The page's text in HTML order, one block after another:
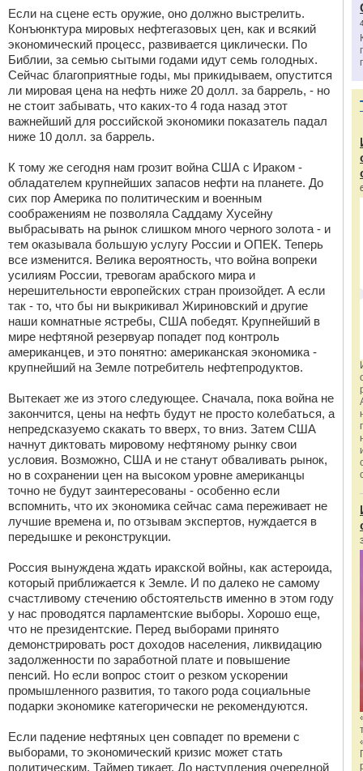
Если на сцене есть оружие, оно должно выстрелить.
Конъюнктура мировых нефтегазовых цен, как и всякий
экономический процесс, развивается циклически. По
Библии, за семью сытыми годами идут семь голодных.
Сейчас благоприятные годы, мы прикидываем, опустится
ли мировая цена на нефть ниже 20 долл. за баррель, - но
не стоит забывать, что каких-то 4 года назад этот
важнейший для российской экономики показатель падал
ниже 10 долл. за баррель.
К тому же сегодня нам грозит война США с Ираком -
обладателем крупнейших запасов нефти на планете. До
сих пор Америка по политическим и военным
соображениям не позволяла Саддаму Хусейну
выбрасывать на рынок слишком много черного золота - и
тем оказывала большую услугу России и ОПЕК. Теперь
все изменится. Велика вероятность, что война вопреки
усилиям России, тревогам арабского мира и
нерешительности европейских стран произойдет. А если
так - то, что бы ни выкрикивал Жириновский и другие
наши комнатные ястребы, США победят. Крупнейший в
мире нефтяной резервуар попадет под контроль
американцев, и это понятно: американская экономика -
крупнейший на Земле потребитель нефтепродуктов.
Вытекает же из этого следующее. Сначала, пока война не
закончится, цены на нефть будут не просто колебаться, а
непредсказуемо скакать то вверх, то вниз. Затем США
начнут диктовать мировому нефтяному рынку свои
условия. Возможно, США и не станут обваливать рынок,
но в сохранении цен на высоком уровне американцы
точно не будут заинтересованы - особенно если
вспомнить, что их экономика сейчас сама переживает не
лучшие времена и, по отзывам экспертов, нуждается в
передышке и реконструкции.
Россия вынуждена ждать иракской войны, как астероида,
который приближается к Земле. И по далеко не самому
счастливому стечению обстоятельств именно в этом году
у нас проводятся парламентские выборы. Хорошо еще,
что не президентские. Перед выборами принято
демонстрировать рост доходов населения, ликвидацию
задолженности по заработной плате и повышение
пенсий. Но если вопрос стоит о резком ускорении
промышленного развития, то такого рода социальные
подарки экономике категорически не рекомендуются.
Если падение нефтяных цен совпадет по времени с
выборами, то экономический кризис может стать
политическим. Таймер тикает. До наступления очередной